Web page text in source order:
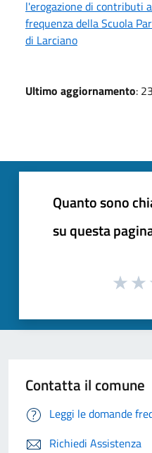
l'erogazione di contributi
frequenza della Scuola
di Larciano
Ultimo aggiornamento:
Quanto sono
su questa
Contatta il comune
Leggi le domande
Richiedi Assistenza